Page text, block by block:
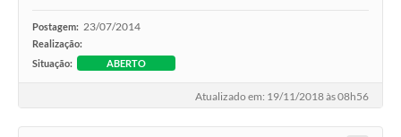
Postagem: 23/07/2014
Realização:
Situação:
ABERTO
Atualizado em: 19/11/2018 às 08h56